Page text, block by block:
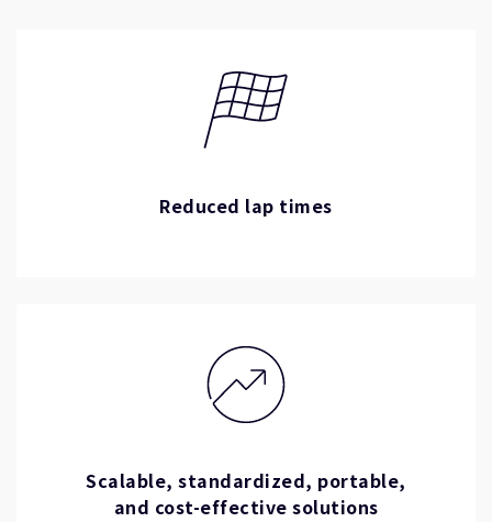
Reduced lap times
Scalable, standardized, portable,
and cost-effective solutions